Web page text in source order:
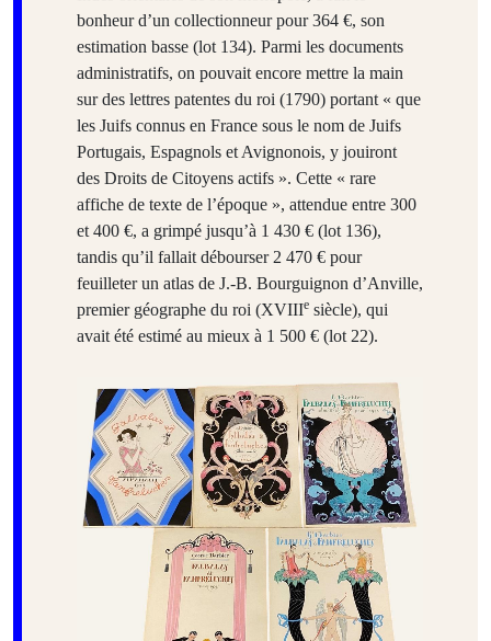
bonheur d’un collectionneur pour 364 €, son
estimation basse (lot 134). Parmi les documents
administratifs, on pouvait encore mettre la main
sur des lettres patentes du roi (1790) portant « que
les Juifs connus en France sous le nom de Juifs
Portugais, Espagnols et Avignonois, y jouiront
des Droits de Citoyens actifs ». Cette « rare
affiche de texte de l’époque », attendue entre 300
et 400 €, a grimpé jusqu’à 1 430 € (lot 136),
tandis qu’il fallait débourser 2 470 € pour
feuilleter un atlas de J.-B. Bourguignon d’Anville,
premier géographe du roi (XVIIIe siècle), qui
avait été estimé au mieux à 1 500 € (lot 22).